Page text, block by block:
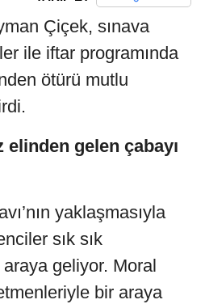
Çiçek, sınava
ile iftar programında
ötürü mutlu
gelen çabayı
yaklaşmasıyla
sık sık
geliyor. Moral
bir araya